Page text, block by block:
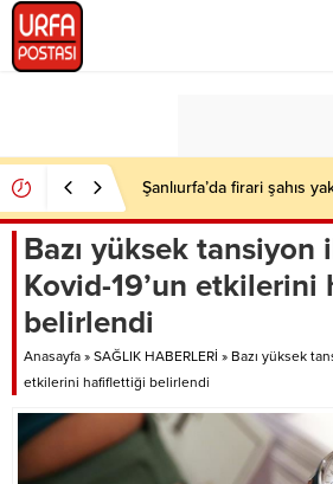
Şanlıurfa’da firari şahıs
Bazı yüksek tansiyon
Kovid-19’un
belirlendi
Anasayfa » SAĞLIK HABERLERİ » Bazı yüksek
etkilerini hafiflettiği belirlendi